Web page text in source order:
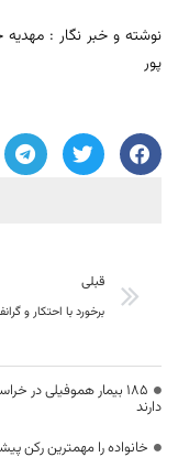
نوشته و خبر نگار :
پور
قبلی
۱۸۵ بیمار هموفیلی
دارند
خانواده را مهمترین رکن